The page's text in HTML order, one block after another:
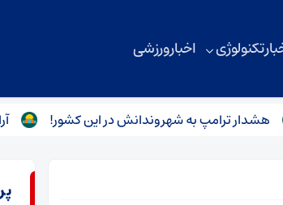
تکنولوژی اخبار ورزشی
به شهروندانش در این کشور! آرایش